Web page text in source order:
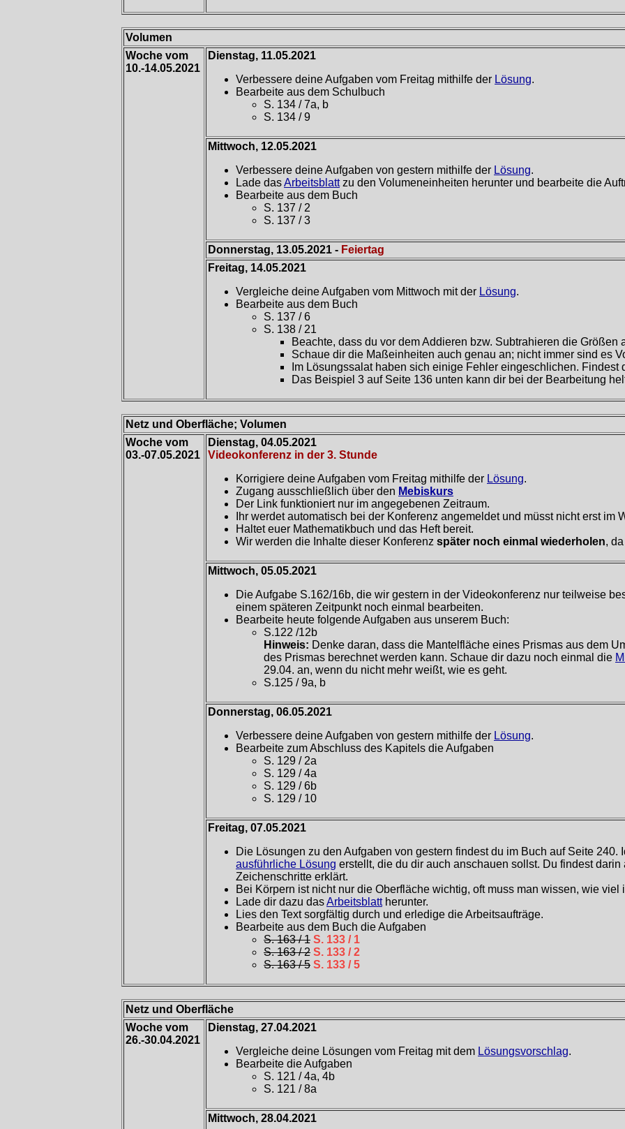
Volumen
Woche vom
10.-14.05.2021
Dienstag, 11.05.2021
Verbessere deine Aufgaben vom Freitag mithilfe der Lösung.
Bearbeite aus dem Schulbuch
S. 134 / 7a, b
S. 134 / 9
Mittwoch, 12.05.2021
Verbessere deine Aufgaben von gestern mithilfe der Lösung.
Lade dasArbeitsblattzu den Volumeneinheiten herunter und bearbeite die
Bearbeite aus dem Buch
S. 137 / 2
S. 137 / 3
Donnerstag, 13.05.2021 - Feiertag
Freitag, 14.05.2021
Vergleiche deine Aufgaben vom Mittwoch mit der Lösung.
Bearbeite aus dem Buch
S. 137 / 6
S. 138 / 21
Beachte, dass du vor dem Addieren bzw. Subtrahieren die Größen
Schaue dir die Maßeinheiten auch genau an; nicht immer sind es
Im Lösungssalat haben sich einige Fehler eingeschlichen. Findest
Das Beispiel 3 auf Seite 136 unten kann dir bei der Bearbeitung
Netz und Oberfläche; Volumen
Woche vom
03.-07.05.2021
Dienstag, 04.05.2021
Videokonferenz in der 3. Stunde
Korrigiere deine Aufgaben vom Freitag mithilfe der Lösung.
Zugang ausschließlich über den Mebiskurs
Der Link funktioniert nur im angegebenen Zeitraum.
Ihr werdet automatisch bei der Konferenz angemeldet und müsst nicht erst im
Haltet euer Mathematikbuch und das Heft bereit.
Wir werden die Inhalte dieser Konferenz später noch einmal wiederholen,
Mittwoch, 05.05.2021
Die Aufgabe S.162/16b, die wir gestern in der Videokonferenz nur teilweise
einem späteren Zeitpunkt noch einmal bearbeiten.
Bearbeite heute folgende Aufgaben aus unserem Buch:
S.122 /12b
Hinweis: Denke daran, dass die Mantelfläche eines Prismas aus dem
des Prismas berechnet werden kann. Schaue dir dazu noch einmal die
29.04. an, wenn du nicht mehr weißt, wie es geht.
S.125 / 9a, b
Donnerstag, 06.05.2021
Verbessere deine Aufgaben von gestern mithilfe der Lösung.
Bearbeite zum Abschluss des Kapitels die Aufgaben
S. 129 / 2a
S. 129 / 4a
S. 129 / 6b
S. 129 / 10
Freitag, 07.05.2021
Die Lösungen zu den Aufgaben von gestern findest du im Buch auf Seite 240.
ausführliche Lösung erstellt, die du dir auch anschauen sollst. Du findest
Zeichenschritte erklärt.
Bei Körpern ist nicht nur die Oberfläche wichtig, oft muss man wissen, wie viel
Lade dir dazu dasArbeitsblattherunter.
Lies den Text sorgfältig durch und erledige die Arbeitsaufträge.
Bearbeite aus dem Buch die Aufgaben
S. 163 / 1 S. 133 / 1
S. 163 / 2 S. 133 / 2
S. 163 / 5 S. 133 / 5
Netz und Oberfläche
Woche vom
26.-30.04.2021
Dienstag, 27.04.2021
Vergleiche deine Lösungen vom Freitag mit dem Lösungsvorschlag.
Bearbeite die Aufgaben
S. 121 / 4a, 4b
S. 121 / 8a
Mittwoch, 28.04.2021